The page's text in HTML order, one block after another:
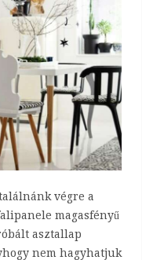
végre a
magasfényű
asztallap
nem hagyhatjuk